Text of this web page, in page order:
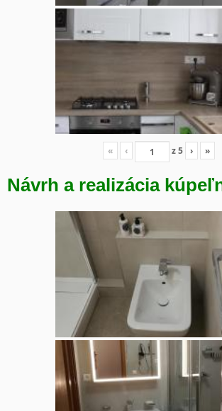
« ‹ z5 › »
Návrh a realizácia